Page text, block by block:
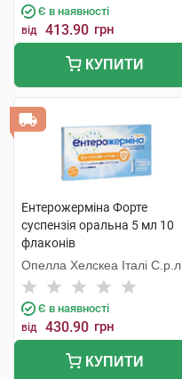
Є в наявності
від 413.90 грн
КУПИТИ
Ентерожерміна Форте
суспензія оральна 5 мл 10
флаконів
Опелла Хелскеа Італі С.р.л.
Є в наявності
від 430.90 грн
КУПИТИ